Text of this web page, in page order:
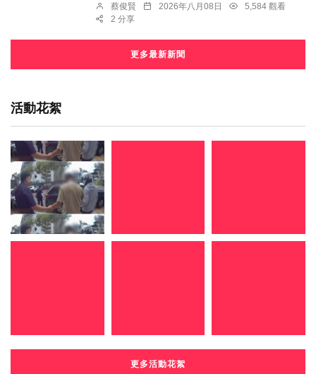
蔡俊賢 2026年八月08日
5,584 觀看
2 分享
更多最新新聞
活動花絮
更多活動花絮